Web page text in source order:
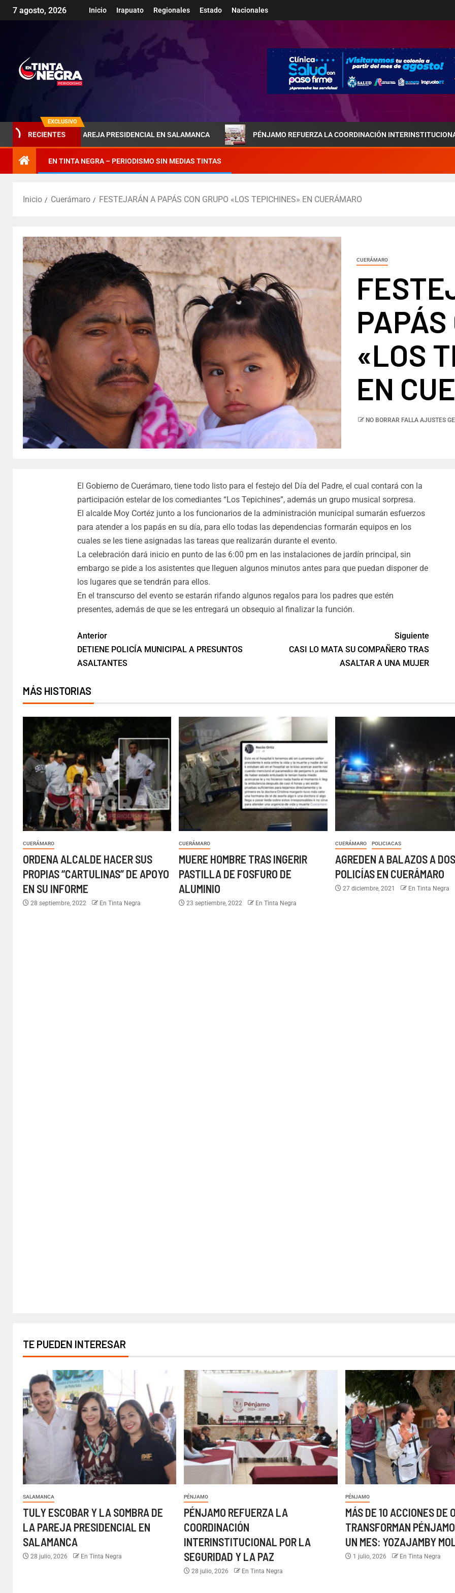
7 agosto, 2026 Inicio Irapuato Regionales Estado Nacionales
EXCLUSIVO
RECIENTES
DE LA PAREJA PRESIDENCIAL EN SALAMANCA PÉNJAMO REFUERZA LA COORDINACIÓN INTERINSTITUCIONAL POR LA
EN TINTA NEGRA – PERIODISMO SIN MEDIAS TINTAS
Inicio Cuerámaro FESTEJARÁN A PAPÁS CON GRUPO «LOS TEPICHINES» EN CUERÁMARO
CUERÁMARO
PAPÁS
«LOS
EN
NO BORRAR FALLA AJUSTES
El Gobierno de Cuerámaro, tiene todo listo para el festejo del Día del Padre, el cual contará con la
participación estelar de los comediantes “Los Tepichines”, además un grupo musical sorpresa.
El alcalde Moy Cortéz junto a los funcionarios de la administración municipal sumarán esfuerzos
para atender a los papás en su día, para ello todas las dependencias formarán equipos en los
cuales se les tiene asignadas las tareas que realizarán durante el evento.
La celebración dará inicio en punto de las 6:00 pm en las instalaciones de jardín principal, sin
embargo se pide a los asistentes que lleguen algunos minutos antes para que puedan disponer de
los lugares que se tendrán para ellos.
En el transcurso del evento se estarán rifando algunos regalos para los padres que estén
presentes, además de que se les entregará un obsequio al finalizar la función.
Anterior
DETIENE POLICÍA MUNICIPAL A PRESUNTOS
ASALTANTES
Siguiente
CASI LO MATA SU COMPAÑERO TRAS
ASALTAR A UNA MUJER
MÁS HISTORIAS
CUERÁMARO
ORDENA ALCALDE HACER SUS
PROPIAS “CARTULINAS” DE APOYO
EN SU INFORME
28 septiembre, 2022 En Tinta Negra
CUERÁMARO
MUERE HOMBRE TRAS INGERIR
PASTILLA DE FOSFURO DE
ALUMINIO
23 septiembre, 2022 En Tinta Negra
CUERÁMARO POLICIACAS
AGREDEN A BALAZOS A DOS
POLICÍAS EN CUERÁMARO
27 diciembre, 2021 En Tinta Negra
TE PUEDEN INTERESAR
SALAMANCA
TULY ESCOBAR Y LA SOMBRA DE
LA PAREJA PRESIDENCIAL EN
SALAMANCA
28 julio, 2026 En Tinta Negra
PÉNJAMO
PÉNJAMO REFUERZA LA
COORDINACIÓN
INTERINSTITUCIONAL POR LA
SEGURIDAD Y LA PAZ
28 julio, 2026 En Tinta Negra
PÉNJAMO
MÁS DE 10 ACCIONES DE
TRANSFORMAN
UN MES: YOZAJAMBY
1 julio, 2026 En Tinta Negra